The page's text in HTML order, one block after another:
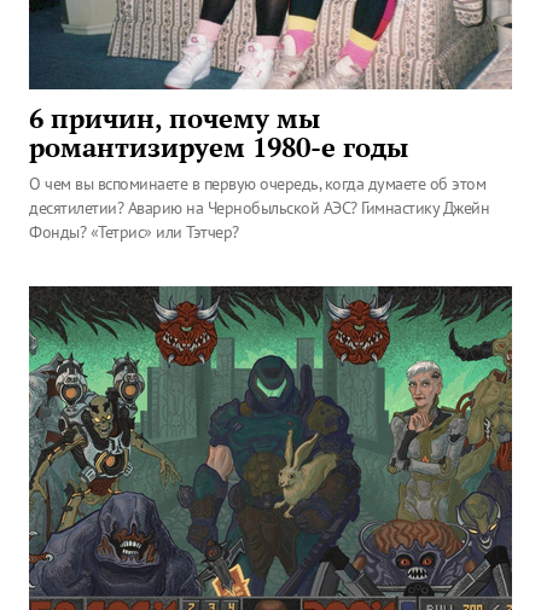
6 причин, почему мы
романтизируем 1980-е годы
О чем вы вспоминаете в первую очередь, когда думаете об этом
десятилетии? Аварию на Чернобыльской АЭС? Гимнастику Джейн
Фонды? «Тетрис» или Тэтчер?